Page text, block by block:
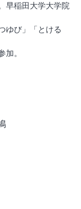
早稲田大学大学院
ゆび」「とける
。